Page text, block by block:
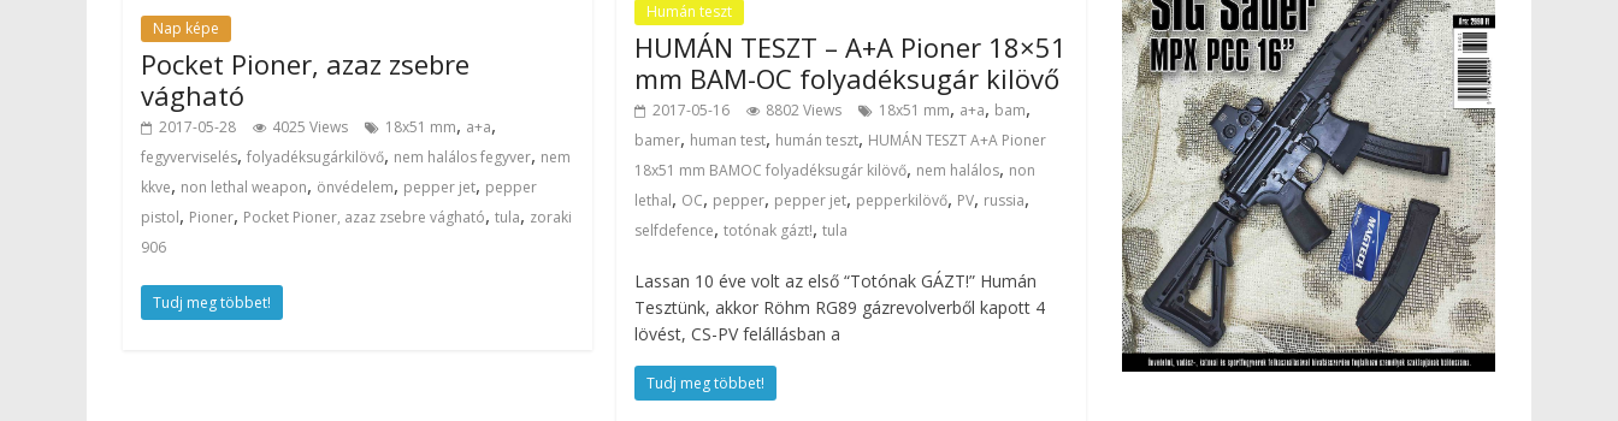
Nap képe
Pocket Pioner, azaz zsebre
vágható
2017-05-28 4025 Views 18x51 mm, a+a,
fegyverviselés, folyadéksugárkilövő, nem halálos fegyver, nem
kkve, non lethal weapon, önvédelem, pepper jet, pepper
pistol, Pioner, Pocket Pioner, azaz zsebre vágható, tula, zoraki
906
Tudj meg többet!
Humán teszt
HUMÁN TESZT – A+A Pioner 18×51
mm BAM-OC folyadéksugár kilövő
2017-05-16 8802 Views 18x51 mm, a+a, bam,
bamer, human test, humán teszt, HUMÁN TESZT A+A Pioner
18x51 mm BAMOC folyadéksugár kilövő, nem halálos, non
lethal, OC, pepper, pepper jet, pepperkilövő, PV, russia,
selfdefence,totónak gázt!,tula
Lassan 10 éve volt az első “Totónak GÁZT!” Humán
Tesztünk, akkor Röhm RG89 gázrevolverből kapott 4
lövést, CS-PV felállásban a
Tudj meg többet!